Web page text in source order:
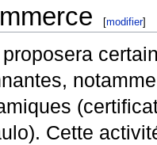
[modifier]
Cette